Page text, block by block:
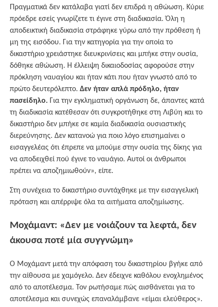
Πραγματικά δεν κατάλαβα γιατί δεν επιδρά η αθώωση. Κύριε
πρόεδρε εσείς γνωρίζετε τι έγινε στη διαδικασία. Όλη η
αποδεικτική διαδικασία στράφηκε γύρω από την πρόθεση ή
μη της εισόδου. Για την κατηγορία για την οποία το
δικαστήριο χρειάστηκε διευκρινίσεις και μπήκε στην ουσία,
δόθηκε αθώωση. Η έλλειψη δικαιοδοσίας αφορούσε στην
πρόκληση ναυαγίου και ήταν κάτι που ήταν γνωστό από το
πρώτο δευτερόλεπτο. Δεν ήταν απλά πρόδηλο, ήταν
πασείδηλο. Για την εγκληματική οργάνωση δε, άπαντες κατά
τη διαδικασία κατέθεσαν ότι συγκροτήθηκε στη Λιβύη και το
δικαστήριο δεν μπήκε σε καμία διαδικασία ουσιαστικής
διερεύνησης. Δεν κατανοώ για ποιο λόγο επισημαίνει ο
εισαγγελέας ότι έπρεπε να μπούμε στην ουσία της δίκης για
να αποδειχθεί πού έγινε το ναυάγιο. Αυτοί οι άνθρωποι
πρέπει να αποζημιωθούν», είπε.
Στη συνέχεια το δικαστήριο συντάχθηκε με την εισαγγελική
πρόταση και απέρριψε όλα τα αιτήματα αποζημίωσης.
Μοχάμαντ: «Δεν με νοιάζουν τα λεφτά, δεν
άκουσα ποτέ μία συγγνώμη»
Ο Μοχάμαντ μετά την απόφαση του δικαστηρίου βγήκε από
την αίθουσα με χαμόγελο. Δεν έδειχνε καθόλου ενοχλημένος
από το αποτέλεσμα. Τον ρωτήσαμε πώς αισθάνεται για το
αποτέλεσμα και συνεχώς επαναλάμβανε «είμαι ελεύθερος».